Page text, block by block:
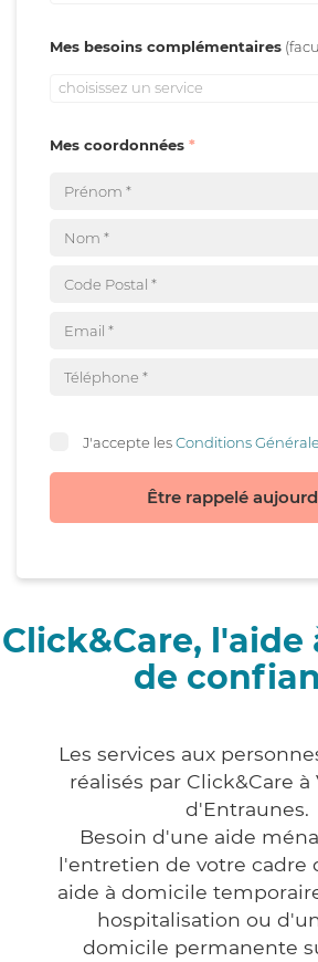
Mes besoins complémentaires
choisissez un service
Mes coordonnées
J'accepte lesConditions
Être rappelé
Click&Care,
de
Les services aux
réalisés par Click&Care
d'Entraunes.
Besoin d'une aide
l'entretien de votre cadre
aide à domicile
hospitalisation ou
domicile permanente